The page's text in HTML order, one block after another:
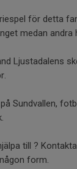
för detta
medan andra
Ljustadalens
Sundvallen,
till ?
form.